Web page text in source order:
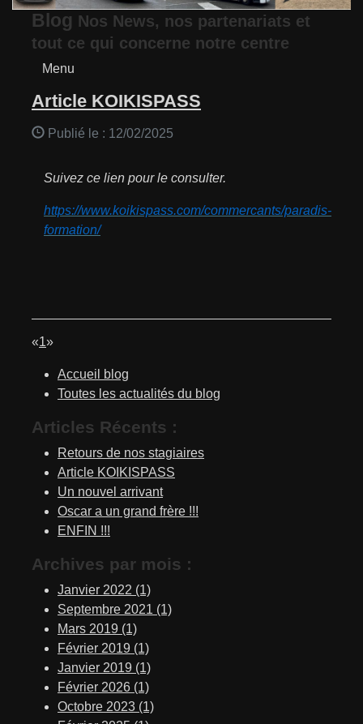
Blog Nos News, nos partenariats et
tout ce qui concerne notre centre
Menu
Article KOIKISPASS
Publié le : 12/02/2025
Suivez ce lien pour le consulter.
https://www.koikispass.com/commercants/paradis-
formation/
«1»
Accueil blog
Toutes les actualités du blog
Articles Récents :
Retours de nos stagiaires
Article KOIKISPASS
Un nouvel arrivant
Oscar a un grand frère !!!
ENFIN !!!
Archives par mois :
Janvier 2022 (1)
Septembre 2021 (1)
Mars 2019 (1)
Février 2019 (1)
Janvier 2019 (1)
Février 2026 (1)
Octobre 2023 (1)